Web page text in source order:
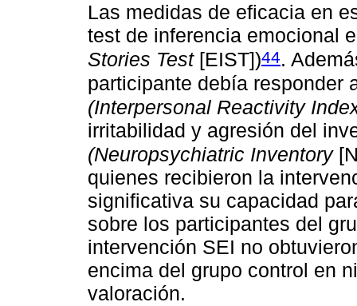
Las medidas de eficacia en
test de inferencia emocional
Stories Test[EIST])44.
participante debía responder
(Interpersonal Reactivity
irritabilidad y agresión del
(Neuropsychiatric Inventory
quienes recibieron la
significativa su capacidad
sobre los participantes del
intervención SEI no
encima del grupo control en
valoración.